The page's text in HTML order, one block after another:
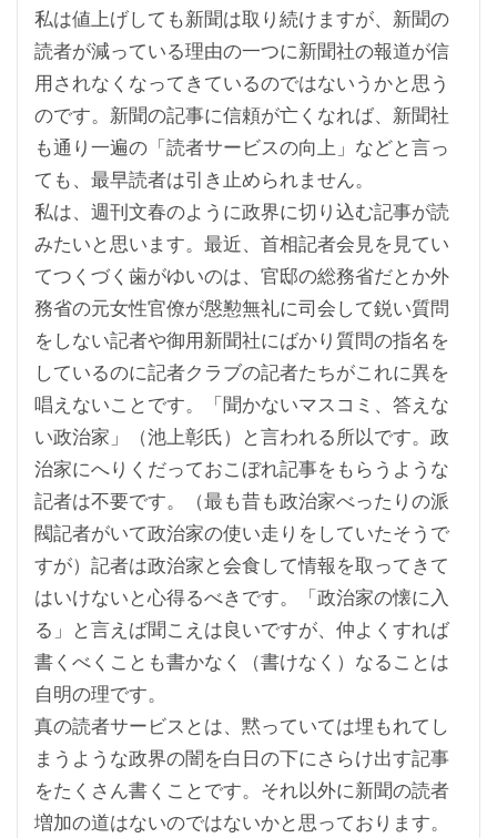
私は値上げしても新聞は取り続けますが、新聞の
読者が減っている理由の一つに新聞社の報道が信
用されなくなってきているのではないうかと思う
のです。新聞の記事に信頼が亡くなれば、新聞社
も通り一遍の「読者サービスの向上」などと言っ
ても、最早読者は引き止められません。
私は、週刊文春のように政界に切り込む記事が読
みたいと思います。最近、首相記者会見を見てい
てつくづく歯がゆいのは、官邸の総務省だとか外
務省の元女性官僚が慇懃無礼に司会して鋭い質問
をしない記者や御用新聞社にばかり質問の指名を
しているのに記者クラブの記者たちがこれに異を
唱えないことです。「聞かないマスコミ、答えな
い政治家」（池上彰氏）と言われる所以です。政
治家にへりくだっておこぼれ記事をもらうような
記者は不要です。（最も昔も政治家べったりの派
閥記者がいて政治家の使い走りをしていたそうで
すが）記者は政治家と会食して情報を取ってきて
はいけないと心得るべきです。「政治家の懐に入
る」と言えば聞こえは良いですが、仲よくすれば
書くべくことも書かなく（書けなく）なることは
自明の理です。
真の読者サービスとは、黙っていては埋もれてし
まうような政界の闇を白日の下にさらけ出す記事
をたくさん書くことです。それ以外に新聞の読者
増加の道はないのではないかと思っております。